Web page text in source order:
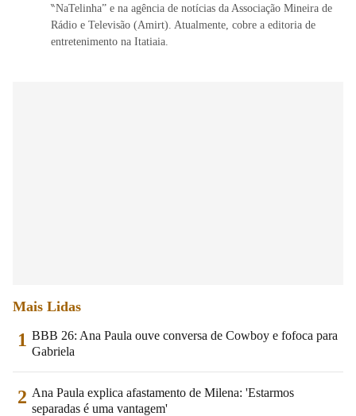
‶NaTelinha” e na agência de notícias da Associação Mineira de
Rádio e Televisão (Amirt). Atualmente, cobre a editoria de
entretenimento na Itatiaia.
Mais Lidas
1 BBB 26: Ana Paula ouve conversa de Cowboy e fofoca para
Gabriela
2 Ana Paula explica afastamento de Milena: 'Estarmos
separadas é uma vantagem'